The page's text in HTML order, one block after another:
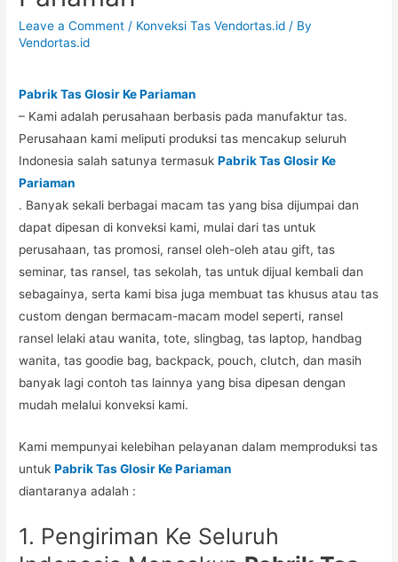
Leave a Comment / Konveksi Tas Vendortas.id / By
Vendortas.id
Pabrik Tas Glosir Ke Pariaman
– Kami adalah perusahaan berbasis pada manufaktur tas.
Perusahaan kami meliputi produksi tas mencakup seluruh
Indonesia salah satunya termasukPabrik Tas Glosir Ke
Pariaman
. Banyak sekali berbagai macam tas yang bisa dijumpai dan
dapat dipesan di konveksi kami, mulai dari tas untuk
perusahaan, tas promosi, ransel oleh-oleh atau gift, tas
seminar, tas ransel, tas sekolah, tas untuk dijual kembali dan
sebagainya, serta kami bisa juga membuat tas khusus atau tas
custom dengan bermacam-macam model seperti, ransel
ransel lelaki atau wanita, tote, slingbag, tas laptop, handbag
wanita, tas goodie bag, backpack, pouch, clutch, dan masih
banyak lagi contoh tas lainnya yang bisa dipesan dengan
mudah melalui konveksi kami.
Kami mempunyai kelebihan pelayanan dalam memproduksi tas
untukPabrik Tas Glosir Ke Pariaman
diantaranya adalah :
1. Pengiriman Ke Seluruh